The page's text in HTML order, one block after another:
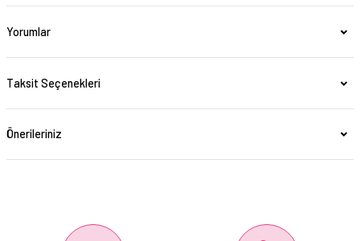
Yorumlar
Taksit Seçenekleri
Önerileriniz